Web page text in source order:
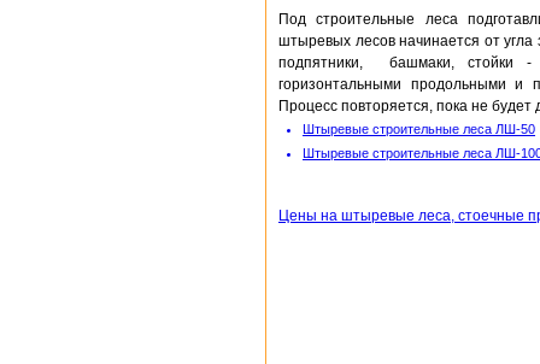
Под строительные леса
штыревых лесов начинается от
подпятники, башмаки, стойки -
горизонтальными продольными и
Процесс повторяется, пока не
Штыревые строительные леса ЛШ-50
Штыревые строительные леса ЛШ-
Цены на штыревые леса, стоечные